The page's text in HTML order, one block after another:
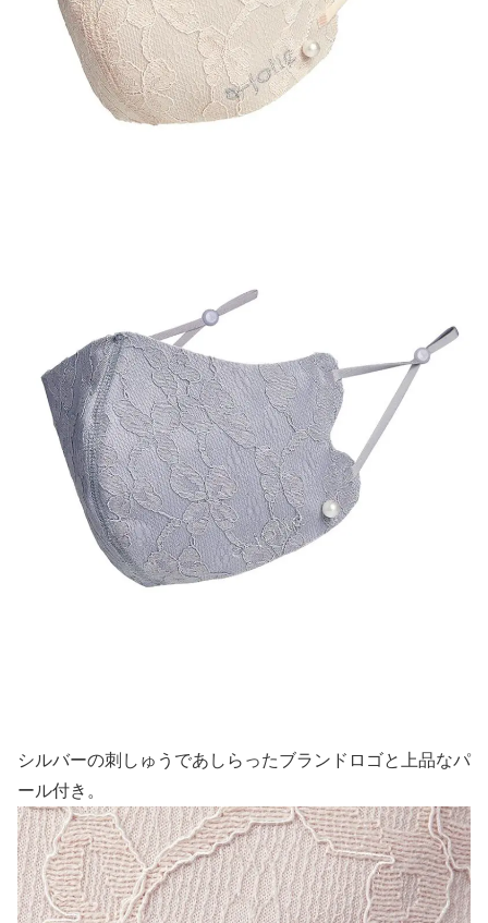
シルバーの刺しゅうであしらったブランドロゴと上品なパ
ール付き。